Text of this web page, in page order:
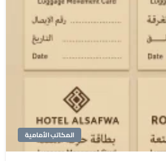
المكاتب الأمامية